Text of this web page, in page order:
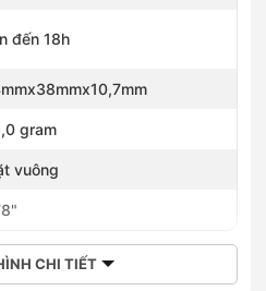
đến 18h
gram
vuông
CHI TIẾT